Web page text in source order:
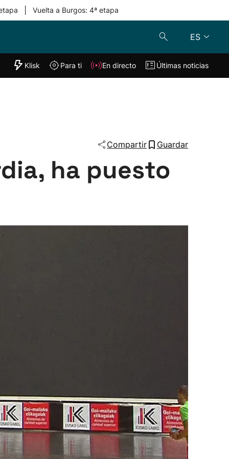
Vuelta a Burgos: 4ª etapa
ES
"Helmuga"
Klisk En directo
Klisk Para ti En directo Últimas noticias
Compartir Guardar
ha puesto